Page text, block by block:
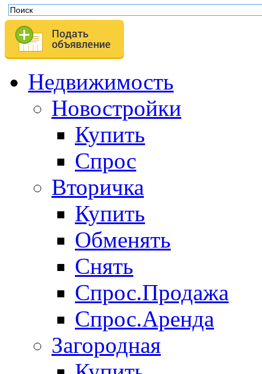
Недвижимость
Новостройки
Купить
Спрос
Вторичка
Купить
Обменять
Снять
Спрос.Продажа
Спрос.Аренда
Загородная